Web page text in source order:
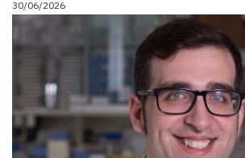
i
turisme
Cultura
Mai
tant!
TV
i
30/06/2026